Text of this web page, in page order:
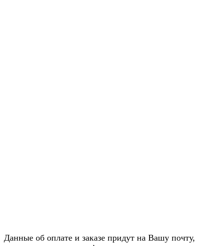
Данные об оплате и заказе придут на Вашу почту,